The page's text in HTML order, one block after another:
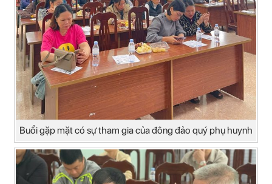
Buổi gặp mặt có sự tham gia của đông đảo quý phụ huynh